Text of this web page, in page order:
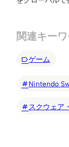
関連キー
ゲーム
Nintendo
スクウェア